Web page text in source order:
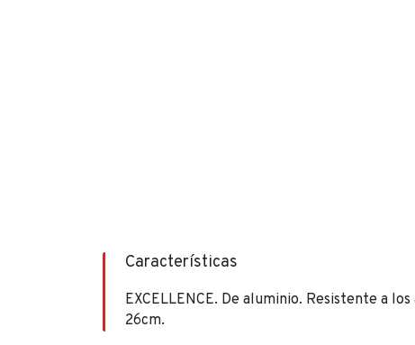
Características
EXCELLENCE. De aluminio. Resistente a
26cm.